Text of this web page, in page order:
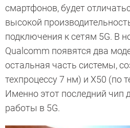
смартфонов, будет
высокой
подключения к сетям 5G. В
Qualcomm появятся два
остальная часть системы,
техпроцессу 7 нм) и X50 (по
Именно этот последний чип
работы в 5G.